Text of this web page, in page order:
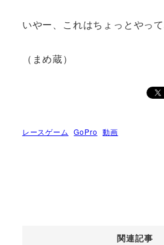
いやー、これはちょっとやって
（まめ蔵）
レースゲーム GoPro 動画
関連記事